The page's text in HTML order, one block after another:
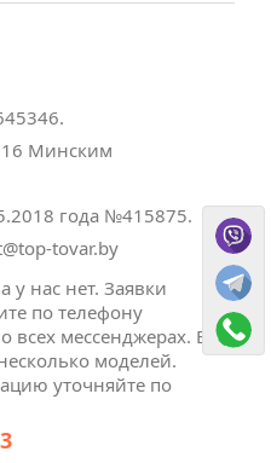
Минским
года №415875.
tovar.by
у нас нет. Заявки
по телефону
мессенджерах. Есть
моделей.
уточняйте по